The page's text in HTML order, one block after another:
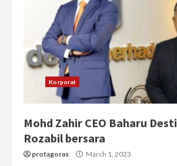
Korporat
Mohd Zahir CEO Baharu
Rozabil bersara
protagoras March 1, 2023